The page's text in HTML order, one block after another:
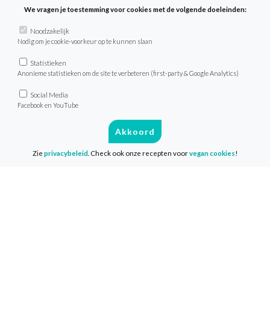
Weekmenu’s
VeganChallenge
Veelgestelde vragen
We vragen je toestemming voor cookies met de volgende doeleinden:
Noodzakelijk
Nodig om je cookie-voorkeur op te kunnen slaan
Statistieken
Anonieme statistieken om de site te verbeteren (first-party & Google Analytics)
Social Media
Facebook en YouTube
Akkoord
Zie privacybeleid . Check ook onze recepten voorvegan cookies!